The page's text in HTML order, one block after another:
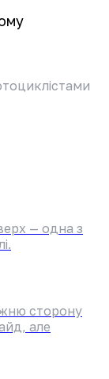
— одна з
сторону
але